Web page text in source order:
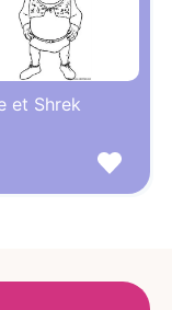
et Shrek